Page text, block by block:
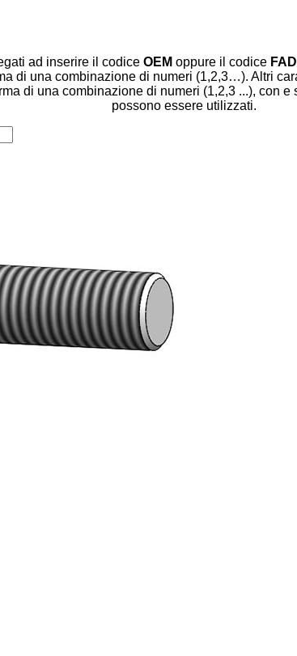
ad inserire il codice OEM oppure il codice FAD
di una combinazione di numeri (1,2,3…). Altri
di una combinazione di numeri (1,2,3 ...), con
possono essere utilizzati.